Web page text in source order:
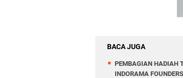
BACA JUGA
PEMBAGIAN HADIAH
INDORAMA